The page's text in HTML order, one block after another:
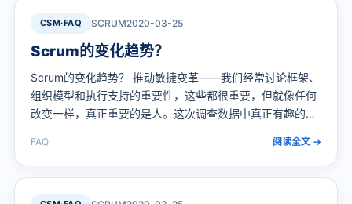
学…
CSM·FAQ SCRUM2020-03-25
Scrum的变化趋势？
Scrum的变化趋势？ 推动敏捷变革——我们经常讨论框架、
组织模型和执行支持的重要性，这些都很重要，但就像任何
改变一样，真正重要的是人。这次调查数据中真正有趣的
型。这意味着Scrum Master不仅仅是“项目经理”角色的简单
替代。扩展——许多组织正在扩展其敏捷方法，这并不奇
FAQ 阅读全文 →